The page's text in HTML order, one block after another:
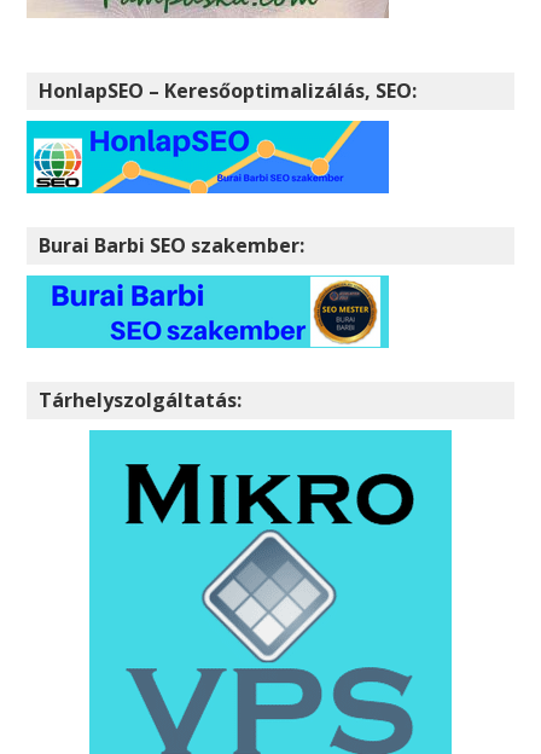
HonlapSEO – Keresőoptimalizálás, SEO:
Burai Barbi SEO szakember:
Tárhelyszolgáltatás: